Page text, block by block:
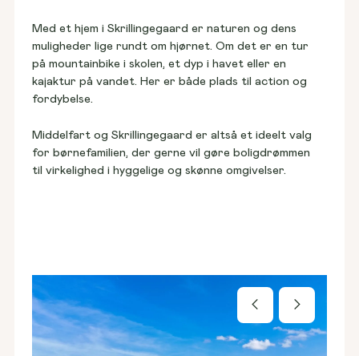
Rækkehuse til salg
Find naboskab lige ved døren
Kundehuse
Kig indenfor i andres hjem
Blog & viden
Nyheder, anbefalinger og tips
Med et hjem i Skrillingegaard er naturen og dens
muligheder lige rundt om hjørnet. Om det er en tur
på mountainbike i skolen, et dyp i havet eller en
kajaktur på vandet. Her er både plads til action og
fordybelse.
Middelfart og Skrillingegaard er altså et ideelt valg
for børnefamilien, der gerne vil gøre boligdrømmen
til virkelighed i hyggelige og skønne omgivelser.